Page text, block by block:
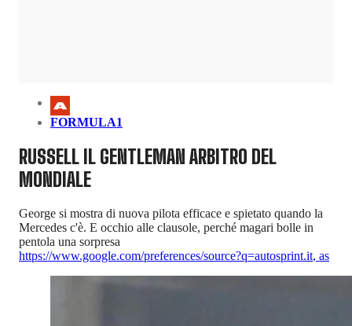
FORMULA1
RUSSELL IL GENTLEMAN ARBITRO DEL
MONDIALE
George si mostra di nuova pilota efficace e spietato quando la
Mercedes c'è. E occhio alle clausole, perché magari bolle in
pentola una sorpresa
https://www.google.com/preferences/source?q=autosprint.it, as